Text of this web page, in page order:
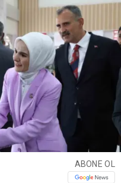
ABONE OL